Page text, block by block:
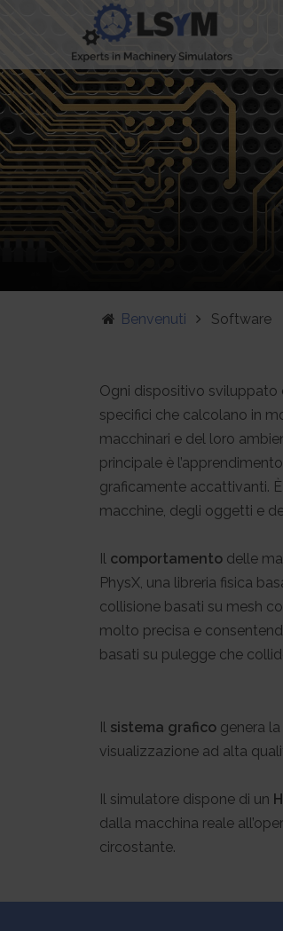
Benvenuti Software
Ogni dispositivo sviluppato
specifici che calcolano in
macchinari e del loro
principale è
graficamente accattivanti.
macchine, degli oggetti e
Il comportamento delle
PhysX, una libreria fisica
collisione basati su mesh
molto precisa e
basati su pulegge che
Il sistema grafico genera
visualizzazione ad alta
Il simulatore dispone di un
dalla macchina reale
circostante.